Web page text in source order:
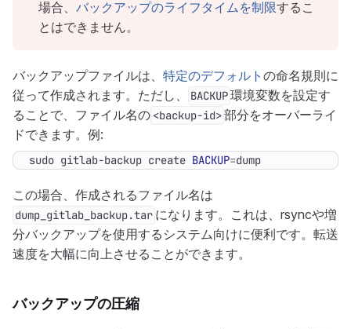
場合、 バックアップのライフタイムを制限するこ
とはできません。
バックアップファイルは、 特定のデフォルト の命名規則に
従って作成されます。ただし、
BACKUP環境変数を設定す
ることで、ファイル名の <backup-id>部分をオーバーライ
ドできます。例:
sudo gitlab-backup create BACKUP=dump
この場合、作成されるファイル名は
dump_gitlab_backup.tar になります。これは、rsyncや増
分バックアップを使用するシステム向けに便利です。転送
速度を大幅に向上させることができます。
バックアップの圧縮